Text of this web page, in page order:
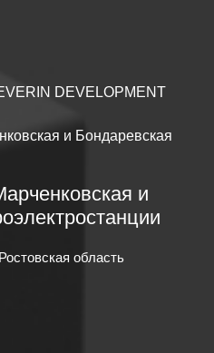
DEVELOPMENT
и Бондаревская
и
область